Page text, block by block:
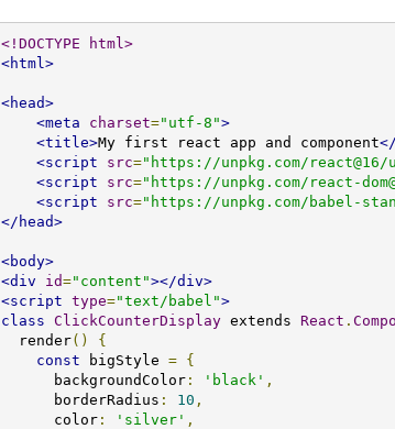
<!DOCTYPE html>
<html>
<head>
<meta
charset="utf-8">
<title>My first react app and component
<script
src="https://unpkg.com/react@16/
<script
src="https://unpkg.com/react-
<script
src="https://unpkg.com/babel-
</head>
<body>
<div
id="content"></div>
<script type="text/babel">
class ClickCounterDisplay extends React .
  render
()
{
const bigStyle =
{
      backgroundColor
: 'black' ,
      borderRadius
: 10 ,
      color
: 'silver' ,